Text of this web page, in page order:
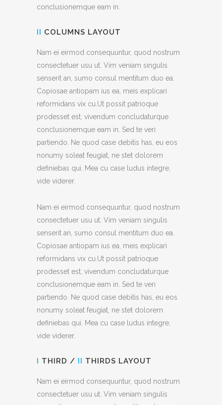
conclusionemque eam in.
II COLUMNS LAYOUT
Nam ei eirmod consequuntur, quod nostrum
consectetuer usu ut. Vim veniam singulis
senserit an, sumo consul mentitum duo ea.
Copiosae antiopam ius ea, meis explicari
reformidans vix cu.Ut possit patrioque
prodesset est, vivendum concludaturque
conclusionemque eam in. Sed te veri
partiendo. Ne quod case debitis has, eu eos
nonumy soleat feugiat, ne stet dolorem
definiebas qui. Mea cu case ludus integre,
vide viderer.
Nam ei eirmod consequuntur, quod nostrum
consectetuer usu ut. Vim veniam singulis
senserit an, sumo consul mentitum duo ea.
Copiosae antiopam ius ea, meis explicari
reformidans vix cu.Ut possit patrioque
prodesset est, vivendum concludaturque
conclusionemque eam in. Sed te veri
partiendo. Ne quod case debitis has, eu eos
nonumy soleat feugiat, ne stet dolorem
definiebas qui. Mea cu case ludus integre,
vide viderer.
I THIRD / II THIRDS LAYOUT
Nam ei eirmod consequuntur, quod nostrum
consectetuer usu ut. Vim veniam singulis